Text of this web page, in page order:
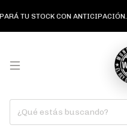
TU STOCK CON ANTICIPACIÓN.